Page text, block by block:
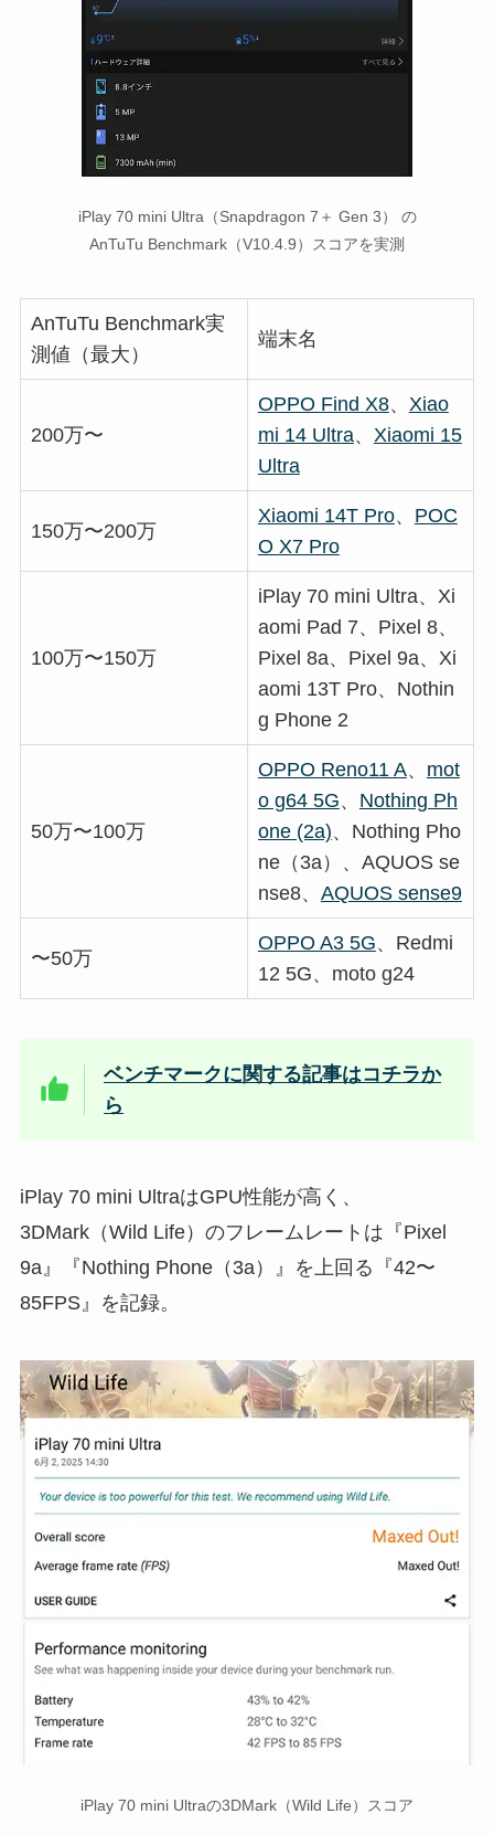
iPlay 70 mini Ultra（Snapdragon 7＋ Gen 3） の
AnTuTu Benchmark（V10.4.9）スコアを実測
AnTuTu Benchmark実
測値（最大）
端末名
200万〜
OPPO Find X8、 Xiao
mi 14 Ultra、 Xiaomi 15
Ultra
150万〜200万
Xiaomi 14T Pro、 POC
O X7 Pro
100万〜150万
iPlay 70 mini Ultra、Xi
aomi Pad 7、Pixel 8、
Pixel 8a、Pixel 9a、Xi
aomi 13T Pro、Nothin
g Phone 2
50万〜100万
OPPO Reno11 A、 mot
o g64 5G、 Nothing Ph
one (2a)、Nothing Pho
ne（3a）、AQUOS se
nse8、 AQUOS sense9
〜50万
OPPO A3 5G、Redmi
12 5G、moto g24
ベンチマークに関する記事はコチラか
ら
iPlay 70 mini UltraはGPU性能が高く、
3DMark（Wild Life）のフレームレートは『Pixel
9a』『Nothing Phone（3a）』を上回る『42〜
85FPS』を記録。
iPlay 70 mini Ultraの3DMark（Wild Life）スコア